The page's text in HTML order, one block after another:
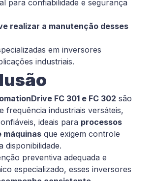
para confiabilidade e segurança
realizar a manutenção desses
em inversores
industriais.
FC 301 e FC 302 são
frequência industriais versáteis,
ideais para processos
máquinas que exigem controle
disponibilidade.
preventiva adequada e
especializado, esses inversores